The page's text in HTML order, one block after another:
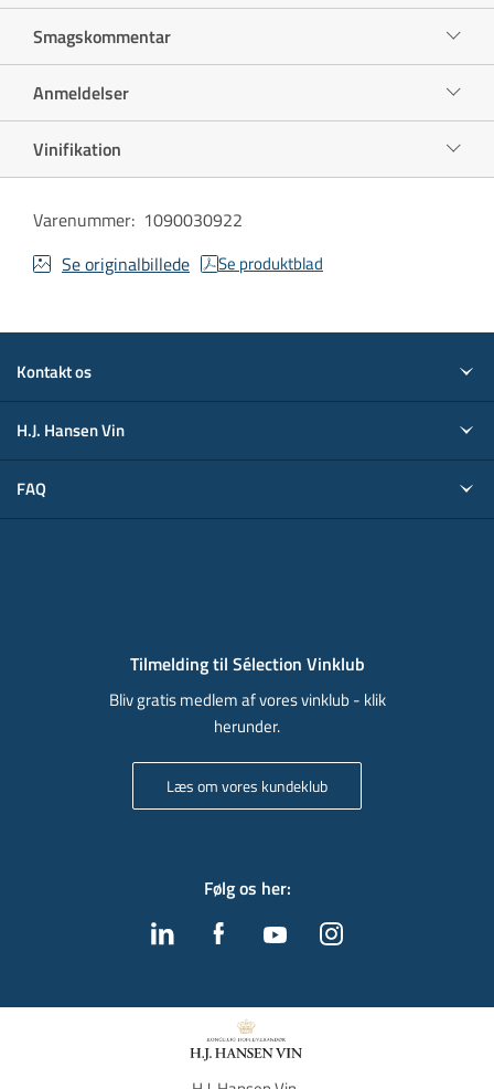
Smagskommentar
Anmeldelser
Vinifikation
Varenummer: 1090030922
Se originalbillede
Se produktblad
Kontakt os
H.J. Hansen Vin
FAQ
Tilmelding til Sélection Vinklub
Bliv gratis medlem af vores vinklub - klik
herunder.
Læs om vores kundeklub
Følg os her: